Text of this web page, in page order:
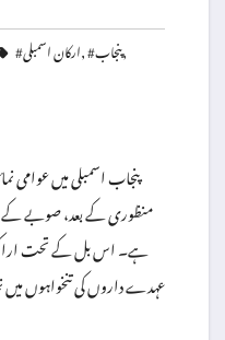
#ارکان اسمبلی, #پنجاب,
منظوری کے بعد، صوبے کے
ہے۔ اس بل کے تحت
عہدے داروں کی تنخواہوں میں